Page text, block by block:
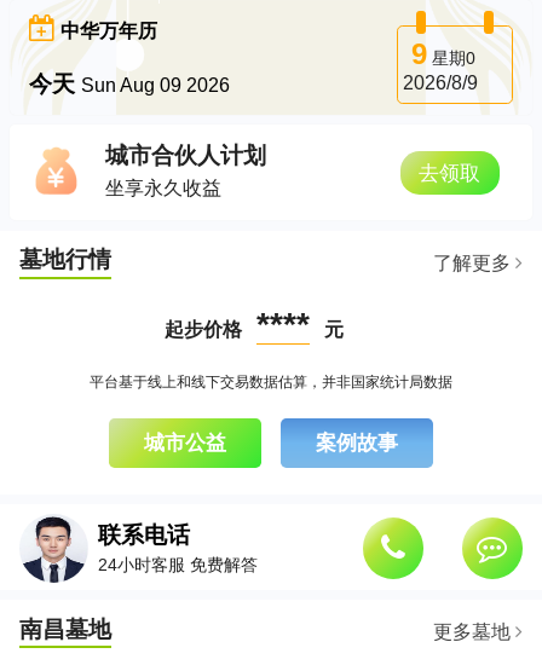
中华万年历
今天 Sun Aug 09 2026
9星期0
2026/8/9
城市合伙人计划
坐享永久收益
去领取
墓地行情 了解更多
起步价格 **** 元
平台基于线上和线下交易数据估算，并非国家统计局数据
城市公益 案例故事
联系电话
24小时客服 免费解答
南昌墓地 更多墓地